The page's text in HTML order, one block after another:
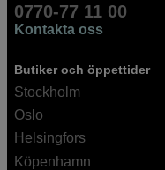
0770-77 11 00
Kontakta oss
Butiker och öppettider
Stockholm
Oslo
Helsingfors
Köpenhamn